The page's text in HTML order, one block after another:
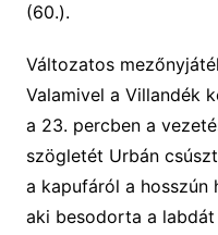
(60.).
Változatos
Valamivel a Villandék
a 23. percben a
szögletét Urbán
a kapufáról a hosszún
aki besodorta a labdát